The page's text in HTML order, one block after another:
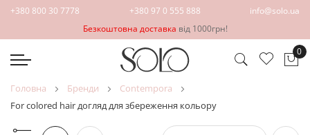
+380 800 30 7778 +380 97 0 555 888
info@solo.ua
Безкоштовна доставка від 1000грн!
0
головна бренди
contempora
for colored hair догляд для збереження кольору